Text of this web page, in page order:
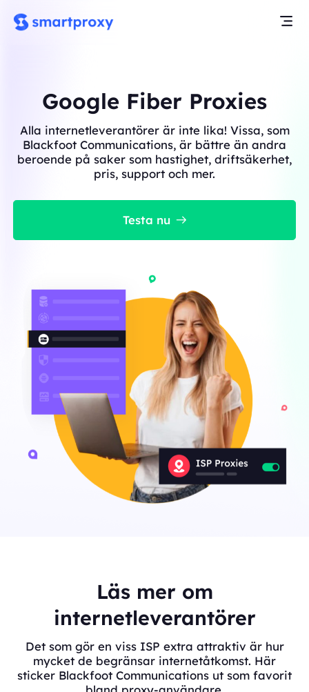
Google Fiber Proxies
Alla internetleverantörer är inte lika! Vissa, som
Blackfoot Communications, är bättre än andra
beroende på saker som hastighet, driftsäkerhet,
pris, support och mer.
Testa nu
Läs mer om
internetleverantörer
Det som gör en viss ISP extra attraktiv är hur
mycket de begränsar internetåtkomst. Här
sticker Blackfoot Communications ut som favorit